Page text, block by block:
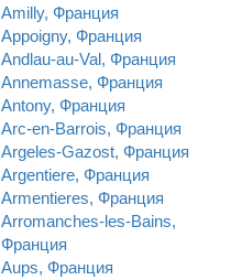
Amilly, Франция
Appoigny, Франция
Andlau-au-Val, Франция
Annemasse, Франция
Antony, Франция
Arc-en-Barrois, Франция
Argeles-Gazost, Франция
Argentiere, Франция
Armentieres, Франция
Arromanches-les-Bains,
Франция
Aups, Франция